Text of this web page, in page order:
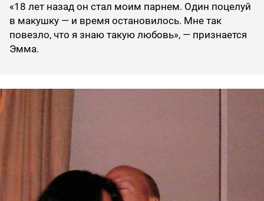
«18 лет назад он стал моим парнем. Один поцелуй
в макушку — и время остановилось. Мне так
повезло, что я знаю такую любовь», — признается
Эмма.